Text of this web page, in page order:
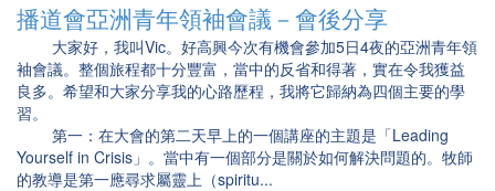
播道會亞洲青年領袖會議－會後分享
大家好，我叫Vic。好高興今次有機會參加5日4夜的亞洲青年領
袖會議。整個旅程都十分豐富，當中的反省和得著，實在令我獲益
良多。希望和大家分享我的心路歷程，我將它歸納為四個主要的學
習。
第一：在大會的第二天早上的一個講座的主題是「Leading
Yourself in Crisis」。當中有一個部分是關於如何解決問題的。牧師
的教導是第一應尋求屬靈上（spiritu...